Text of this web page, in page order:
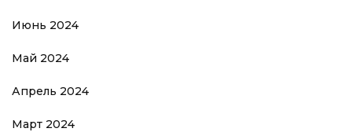
Июнь 2024
Май 2024
Апрель 2024
Март 2024